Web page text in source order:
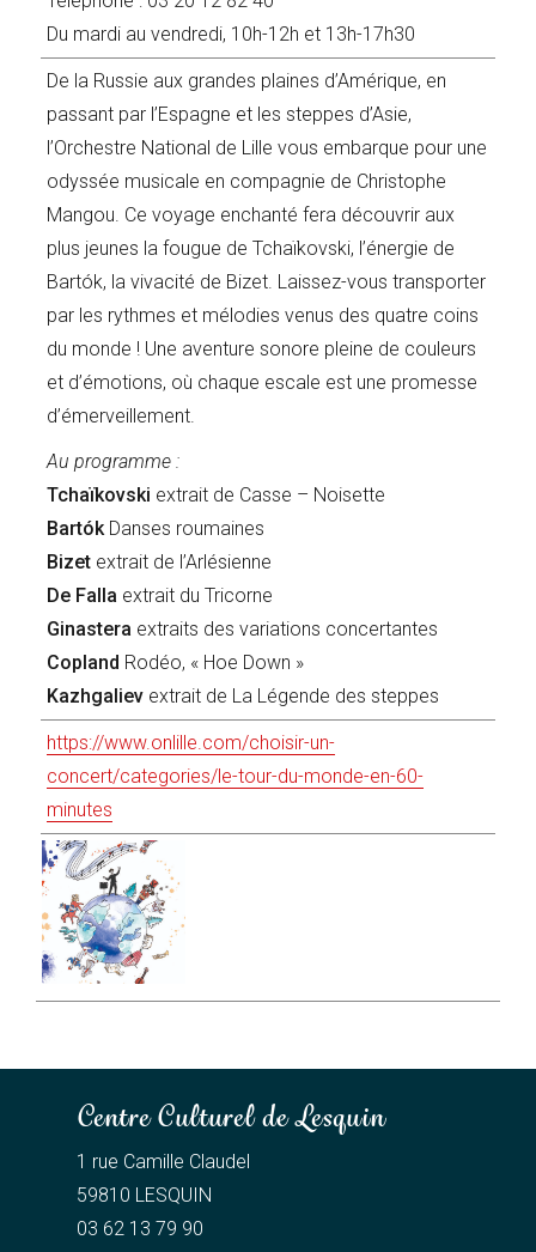
Du mardi au vendredi, 10h-12h et 13h-17h30
De la Russie aux grandes plaines d’Amérique, en
passant par l’Espagne et les steppes d’Asie,
l’Orchestre National de Lille vous embarque pour une
odyssée musicale en compagnie de Christophe
Mangou. Ce voyage enchanté fera découvrir aux
plus jeunes la fougue de Tchaïkovski, l’énergie de
Bartók, la vivacité de Bizet. Laissez-vous transporter
par les rythmes et mélodies venus des quatre coins
du monde ! Une aventure sonore pleine de couleurs
et d’émotions, où chaque escale est une promesse
d’émerveillement.
Au programme :
Tchaïkovski extrait de Casse – Noisette
BartókDanses roumaines
Bizet extrait de l’Arlésienne
De Falla extrait du Tricorne
Ginastera extraits des variations concertantes
Copland Rodéo, « Hoe Down »
Kazhgaliev extrait de La Légende des steppes
https://www.onlille.com/choisir-un-
concert/categories/le-tour-du-monde-en-60-
minutes
Centre Culturel de Lesquin
1 rue Camille Claudel
59810 LESQUIN
03 62 13 79 90